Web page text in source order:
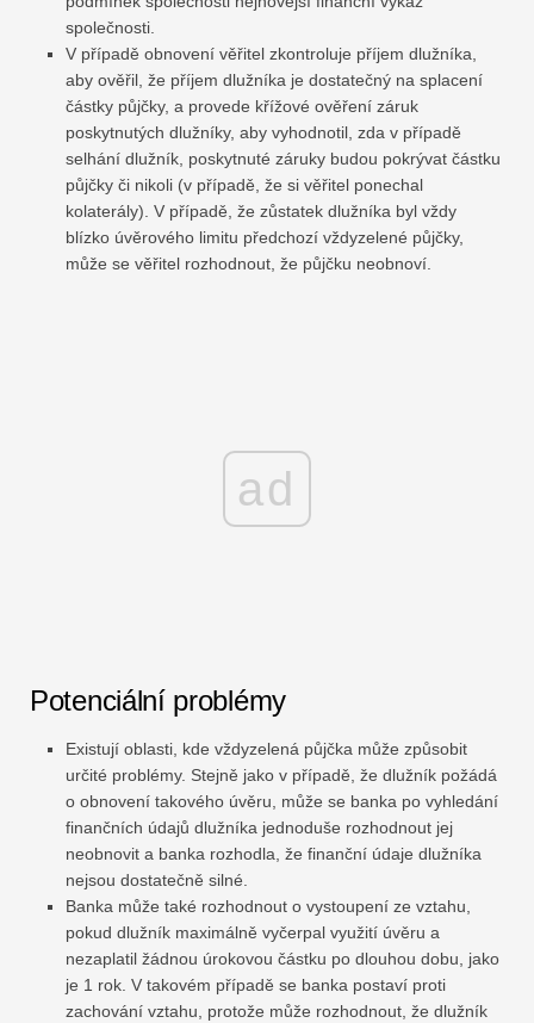
společnosti.
V případě obnovení věřitel zkontroluje příjem dlužníka,
aby ověřil, že příjem dlužníka je dostatečný na splacení
částky půjčky, a provede křížové ověření záruk
poskytnutých dlužníky, aby vyhodnotil, zda v případě
selhání dlužník, poskytnuté záruky budou pokrývat částku
půjčky či nikoli (v případě, že si věřitel ponechal
kolaterály). V případě, že zůstatek dlužníka byl vždy
blízko úvěrového limitu předchozí vždyzelené půjčky,
může se věřitel rozhodnout, že půjčku neobnoví.
ad
Potenciální problémy
Existují oblasti, kde vždyzelená půjčka může způsobit
určité problémy. Stejně jako v případě, že dlužník požádá
o obnovení takového úvěru, může se banka po vyhledání
finančních údajů dlužníka jednoduše rozhodnout jej
neobnovit a banka rozhodla, že finanční údaje dlužníka
nejsou dostatečně silné.
Banka může také rozhodnout o vystoupení ze vztahu,
pokud dlužník maximálně vyčerpal využití úvěru a
nezaplatil žádnou úrokovou částku po dlouhou dobu, jako
je 1 rok. V takovém případě se banka postaví proti
zachování vztahu, protože může rozhodnout, že dlužník